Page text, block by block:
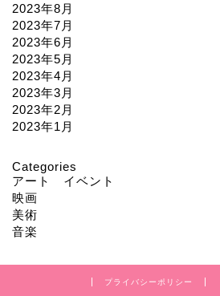
2023年8月
2023年7月
2023年6月
2023年5月
2023年4月
2023年3月
2023年2月
2023年1月
Categories
アート イベント
映画
美術
音楽
プライバシーポリシー